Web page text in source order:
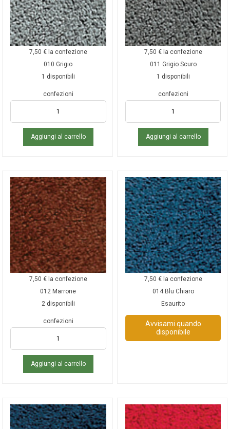
7,50 € la confezione
010 Grigio
1 disponibili
confezioni
Aggiungi al carrello
7,50 € la confezione
011 Grigio Scuro
1 disponibili
confezioni
Aggiungi al carrello
7,50 € la confezione
012 Marrone
2 disponibili
confezioni
Aggiungi al carrello
7,50 € la confezione
014 Blu Chiaro
Esaurito
Avvisami quando
disponibile